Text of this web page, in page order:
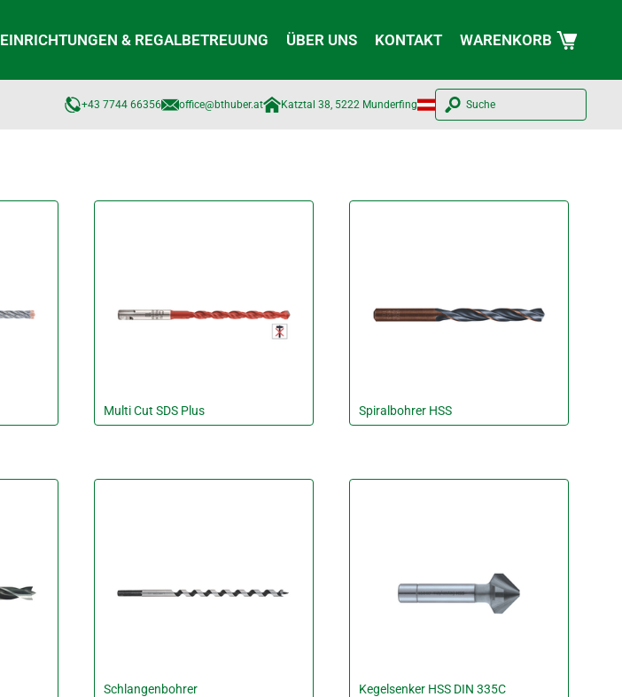
EINRICHTUNGEN & REGALBETREUUNG ÜBER UNS KONTAKT WARENKORB
+43 7744 66356 office@bthuber.at​ Katztal 38, 5222 Munderfing Suche
Multi Cut SDS Plus Spiralbohrer HSS
Schlangenbohrer Kegelsenker HSS DIN 335C